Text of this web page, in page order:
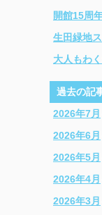
開館15周
生田緑地
大人もわ
過去の記
2026年7月
2026年6月
2026年5月
2026年4月
2026年3月